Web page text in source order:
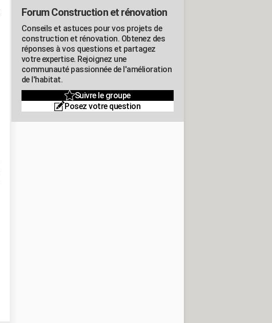
Forum Construction et rénovation
Conseils et astuces pour vos projets de
construction et rénovation. Obtenez des
réponses à vos questions et partagez
votre expertise. Rejoignez une
communauté passionnée de l'amélioration
de l'habitat.
Suivre le groupe
Posez votre question